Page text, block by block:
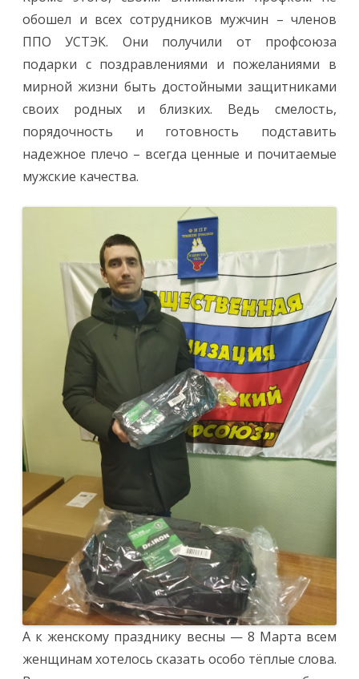
обошел и всех сотрудников мужчин – членов
ППО УСТЭК. Они получили от профсоюза
подарки с поздравлениями и пожеланиями в
мирной жизни быть достойными защитниками
своих родных и близких. Ведь смелость,
порядочность и готовность подставить
надежное плечо – всегда ценные и почитаемые
мужские качества.
А к женскому празднику весны — 8 Марта всем
женщинам хотелось сказать особо тёплые слова.